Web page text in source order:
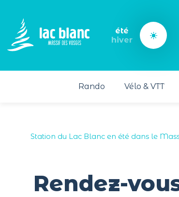
été
hiver
Rando Vélo & VTT
Station du Lac Blanc en été dans le
Rendez-